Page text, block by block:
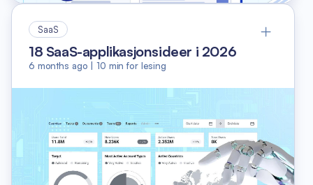
SaaS
18 SaaS-applikasjonsideer i 2026
6 months ago |10 min for lesing